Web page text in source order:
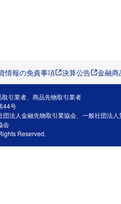
情報の免責事項 決算公告 金融
引業者、商品先物取引業者
44号
法人金融先物取引業協会、一般社団法
会
Reserved.